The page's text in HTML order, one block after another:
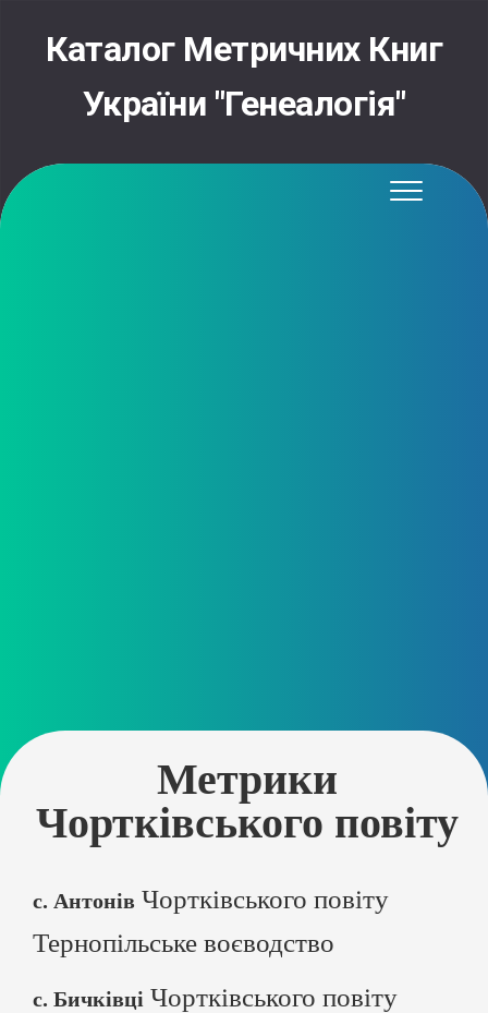
contentКаталог Метричних Книг
України "Генеалогія"
Метрики
Чортківського повіту
с. Антонів Чортківського повіту
Тернопільське воєводство
с. Бичківці Чортківського повіту